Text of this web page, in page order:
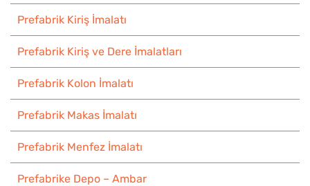
Prefabrik Kiriş İmalatı
Prefabrik Kiriş ve Dere İmalatları
Prefabrik Kolon İmalatı
Prefabrik Makas İmalatı
Prefabrik Menfez İmalatı
Prefabrike Depo – Ambar